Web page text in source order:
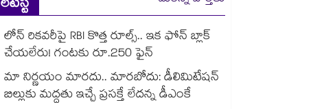
లేటెస్ట్
లోన్ రికవరీపై RBI కొత్త రూల్స్.. ఇక ఫోన్ బ్లాక్
చేయలేరు! గంటకు రూ.250 ఫైన్
మా నిర్ణయం మారదు.. మారబోదు: డీలిమిటేషన్
బిల్లుకు మద్దతు ఇచ్చే ప్రసక్తే లేదన్న డీఎంకే